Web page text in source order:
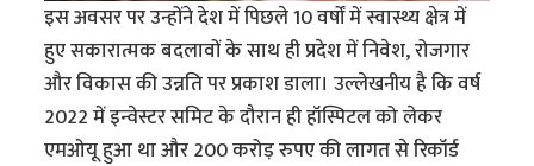
इस अवसर पर उन्होंने देश में पिछले 10 वर्षों में स्वास्थ्य क्षेत्र में
हुए सकारात्मक बदलावों के साथ ही प्रदेश में निवेश, रोजगार
और विकास की उन्नति पर प्रकाश डाला। उल्लेखनीय है कि वर्ष
2022 में इन्वेस्टर समिट के दौरान ही हॉस्पिटल को लेकर
एमओयू हुआ था और 200 करोड़ रुपए की लागत से रिकॉर्ड